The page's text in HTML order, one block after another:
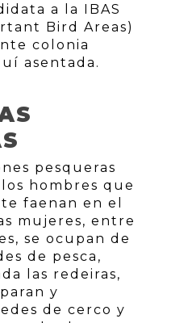
a la IBAS
Bird Areas)
colonia
asentada.
pesqueras
hombres que
faenan en el
mujeres, entre
se ocupan de
de pesca,
las redeiras,
y
de cerco y